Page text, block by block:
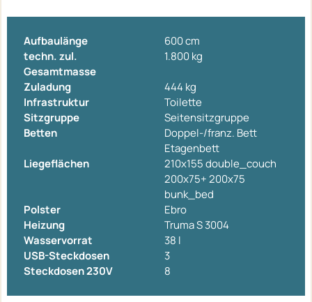
Aufbaulänge
600 cm
techn. zul.
Gesamtmasse
1.800 kg
Zuladung
444 kg
Infrastruktur
Toilette
Sitzgruppe
Seitensitzgruppe
Betten
Doppel-/franz. Bett
Etagenbett
Liegeflächen
210x155 double_couch
200x75+ 200x75
bunk_bed
Polster
Ebro
Heizung
Truma S 3004
Wasservorrat
38 l
USB-Steckdosen
3
Steckdosen 230V
8